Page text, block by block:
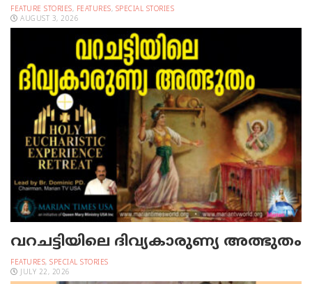
FEATURE STORIES, FEATURES, SPECIAL STORIES
AUGUST 3, 2026
വറചട്ടിയിലെ ദിവ്യകാരുണ്യ അത്ഭുതം
FEATURES, SPECIAL STORIES
JULY 22, 2026